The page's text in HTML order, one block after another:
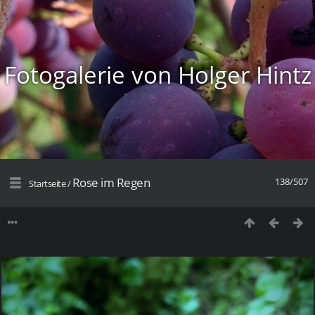
Fotogalerie von Holger Hintz
138/507
Startseite/Rose im Regen